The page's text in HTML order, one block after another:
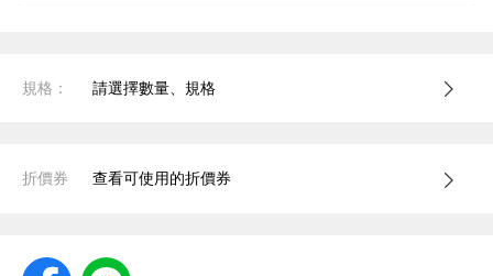
規格： 請選擇數量、規格
折價券 查看可使用的折價券